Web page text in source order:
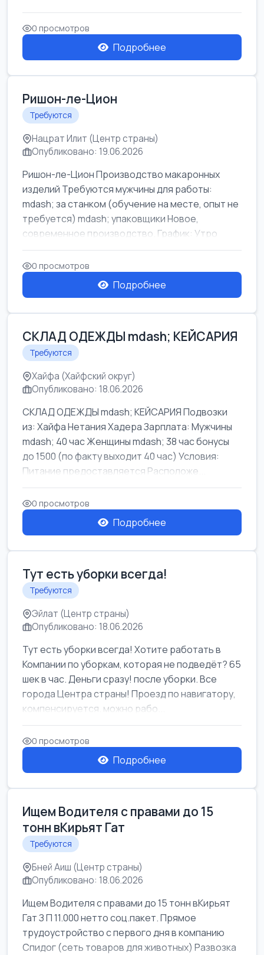
0 просмотров
Подробнее
Ришон-ле-Цион
Требуются
Нацрат Илит (Центр страны)
Опубликовано: 19.06.2026
Ришон-ле-Цион Производство макаронных
изделий Требуются мужчины для работы:
mdash; за станком (обучение на месте, опыт не
требуется) mdash; упаковщики Новое,
современное производство. График: Утро
mda...
0 просмотров
Подробнее
СКЛАД ОДЕЖДЫ mdash; КЕЙСАРИЯ
Требуются
Хайфа (Хайфский округ)
Опубликовано: 18.06.2026
СКЛАД ОДЕЖДЫ mdash; КЕЙСАРИЯ Подвозки
из: Хайфа Нетания Хадера Зарплата: Мужчины
mdash; 40 час Женщины mdash; 38 час бонусы
до 1500 (по факту выходит 40 час) Условия:
Питание предоставляется Расположе...
0 просмотров
Подробнее
Тут есть уборки всегда!
Требуются
Эйлат (Центр страны)
Опубликовано: 18.06.2026
Тут есть уборки всегда! Хотите работать в
Компании по уборкам, которая не подведёт? 65
шек в час. Деньги сразу! после уборки. Все
города Центра страны! Проезд по навигатору,
компенсируется. можно рабо...
0 просмотров
Подробнее
Ищем Водителя с правами до 15
тонн вКирьят Гат
Требуются
Бней Аиш (Центр страны)
Опубликовано: 18.06.2026
Ищем Водителя с правами до 15 тонн вКирьят
Гат З П 11.000 нетто соц.пакет. Прямое
трудоустройство с первого дня в компанию
Спидог (сеть товаров для животных) Развозка